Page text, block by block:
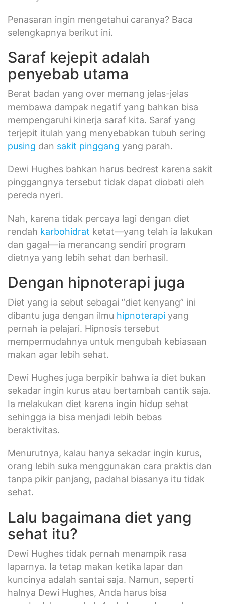
Penasaran ingin mengetahui caranya? Baca
selengkapnya berikut ini.
Saraf kejepit adalah
penyebab utama
Berat badan yang over memang jelas-jelas
membawa dampak negatif yang bahkan bisa
mempengaruhi kinerja saraf kita. Saraf yang
terjepit itulah yang menyebabkan tubuh sering
pusing dan sakit pinggang yang parah.
Dewi Hughes bahkan harus bedrest karena sakit
pinggangnya tersebut tidak dapat diobati oleh
pereda nyeri.
Nah, karena tidak percaya lagi dengan diet
rendah karbohidrat ketat—yang telah ia lakukan
dan gagal—ia merancang sendiri program
dietnya yang lebih sehat dan berhasil.
Dengan hipnoterapi juga
Diet yang ia sebut sebagai “diet kenyang” ini
dibantu juga dengan ilmu hipnoterapi yang
pernah ia pelajari. Hipnosis tersebut
mempermudahnya untuk mengubah kebiasaan
makan agar lebih sehat.
Dewi Hughes juga berpikir bahwa ia diet bukan
sekadar ingin kurus atau bertambah cantik saja.
Ia melakukan diet karena ingin hidup sehat
sehingga ia bisa menjadi lebih bebas
beraktivitas.
Menurutnya, kalau hanya sekadar ingin kurus,
orang lebih suka menggunakan cara praktis dan
tanpa pikir panjang, padahal biasanya itu tidak
sehat.
Lalu bagaimana diet yang
sehat itu?
Dewi Hughes tidak pernah menampik rasa
laparnya. Ia tetap makan ketika lapar dan
kuncinya adalah santai saja. Namun, seperti
halnya Dewi Hughes, Anda harus bisa